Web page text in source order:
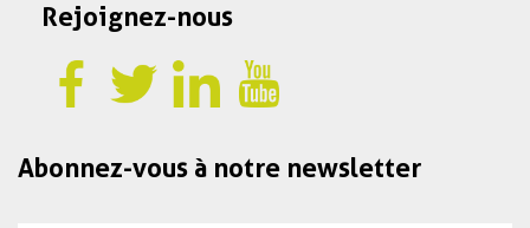
Rejoignez-nous
Abonnez-vous à notre newsletter